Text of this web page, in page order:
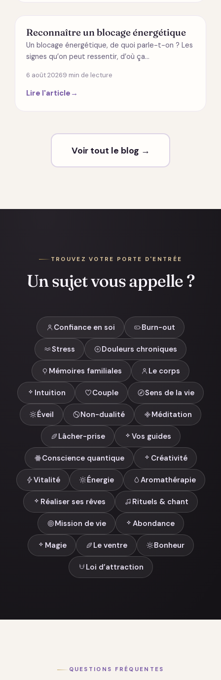
ÉNERGÉTIQUE
Reconnaître un blocage énergétique
Un blocage énergétique, de quoi parle-t-on ? Les
signes qu’on peut ressentir, d’où ça…
6 août 20269 min de lecture
Lire l'article →
Voir tout le blog →
TROUVEZ VOTRE PORTE D'ENTRÉE
Un sujet vous appelle ?
Confiance en soi Burn-out
Stress Douleurs chroniques
Mémoires familiales Le corps
Intuition Couple Sens de la vie
Éveil Non-dualité Méditation
Lâcher-prise Vos guides
Conscience quantique Créativité
Vitalité Énergie Aromathérapie
Réaliser ses rêves Rituels & chant
Mission de vie Abondance
Magie Le ventre Bonheur
Loi d’attraction
QUESTIONS FRÉQUENTES